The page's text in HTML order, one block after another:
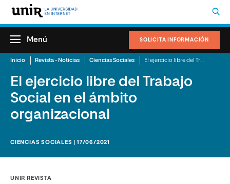
SOLICITA INFORMACIÓN
Menú
Inicio Revista - Noticias Ciencias Sociales
El ejercicio libre del Trabajo
Social en el ámbito
organizacional
CIENCIAS SOCIALES | 17/06/2021
UNIR REVISTA